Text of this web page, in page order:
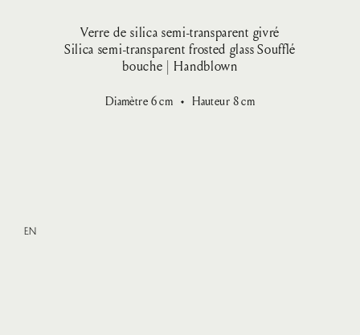
Verre de silica semi-transparent givré
Silica semi-transparent frosted glass Soufflé
bouche | Handblown
Diamètre 6cm Hauteur 8cm
EN